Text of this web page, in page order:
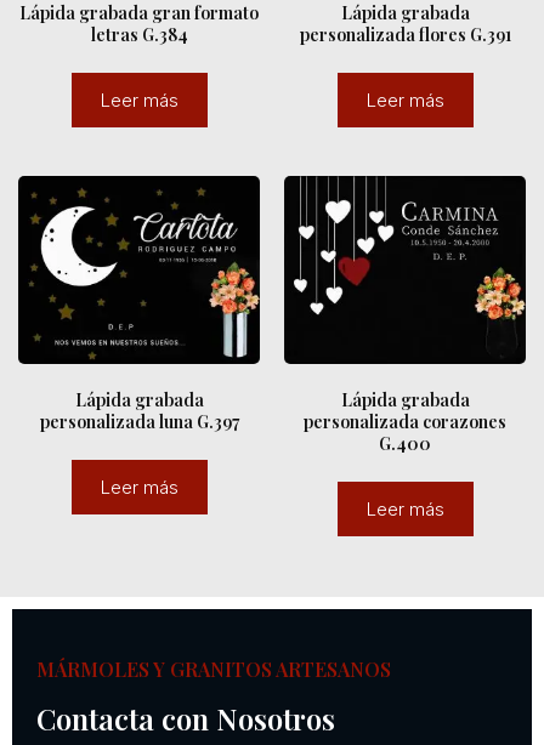
Lápida grabada gran formato
letras G.384
Leer más
Lápida grabada
personalizada flores G.391
Leer más
Lápida grabada
personalizada luna G.397
Leer más
Lápida grabada
personalizada corazones
G.400
Leer más
MÁRMOLES Y GRANITOS ARTESANOS
Contacta con Nosotros